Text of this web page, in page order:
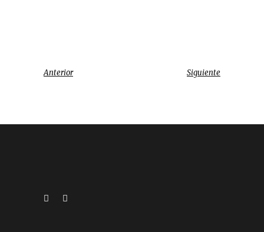
Anterior Siguiente